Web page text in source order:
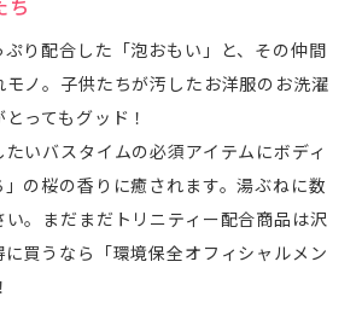
ち
ぷり配合した「泡おもい」と、その仲間
ノ。子供たちが汚したお洋服のお洗濯
ってもグッド！
いバスタイムの必須アイテムにボディ
の桜の香りに癒されます。湯ぶねに数
。まだまだトリニティー配合商品は沢
買うなら「環境保全オフィシャルメン